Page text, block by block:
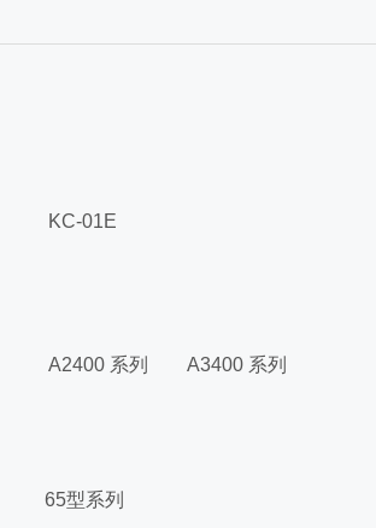
KC-01E
系列 A3400 系列
社 65型系列